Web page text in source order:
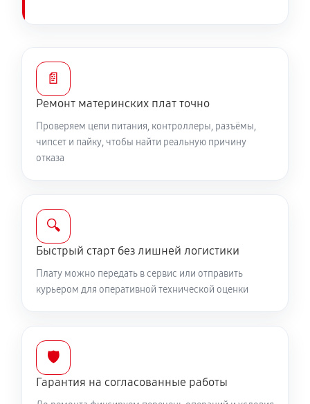
📄
Ремонт материнских плат точно
Проверяем цепи питания, контроллеры, разъёмы,
чипсет и пайку, чтобы найти реальную причину
отказа
🔍
Быстрый старт без лишней логистики
Плату можно передать в сервис или отправить
курьером для оперативной технической оценки
🛡️
Гарантия на согласованные работы